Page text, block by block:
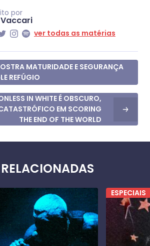
por
ver todas as matérias
MATURIDADE E SEGURANÇA
REFÚGIO
IN WHITE É OBSCURO,
EM SCORING
THE END OF THE WORLD
ESPECIAIS